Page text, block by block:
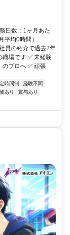
日数：1ヶ月あた
均0時間）
員の紹介で過去2年
場です ✅ 未経験
プロへ ✅ 頑張
時間制
経験不問
あり
賞与あり